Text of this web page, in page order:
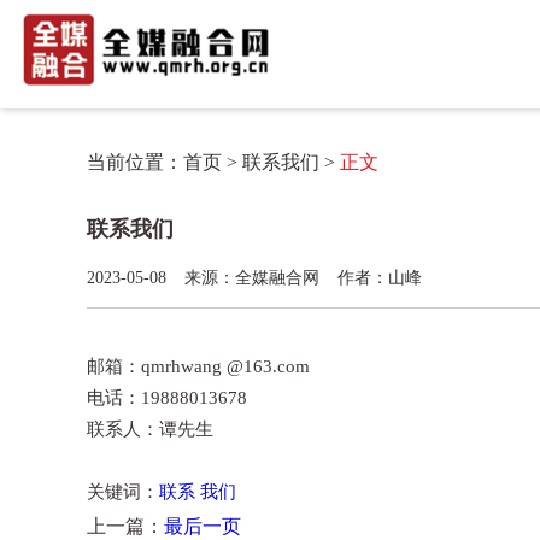
当前位置： 首页 > 联系我们 > 正文
联系我们
2023-05-08 来源：全媒融合网 作者：山峰
邮箱：qmrhwang @163.com
电话：19888013678
联系人：谭先生
关键词： 联系 我们
上一篇： 最后一页